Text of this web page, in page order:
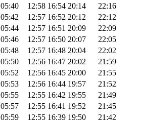
05:40 12:58 16:54 20:14
22:16
05:42 12:57 16:52 20:12
22:12
05:44 12:57 16:51 20:09
22:09
05:46 12:57 16:50 20:07
22:05
05:48 12:57 16:48 20:04
22:02
05:50 12:56 16:47 20:02
21:59
05:52 12:56 16:45 20:00
21:55
05:53 12:56 16:44 19:57
21:52
05:55 12:55 16:42 19:55
21:49
05:57 12:55 16:41 19:52
21:45
05:59 12:55 16:39 19:50
21:42